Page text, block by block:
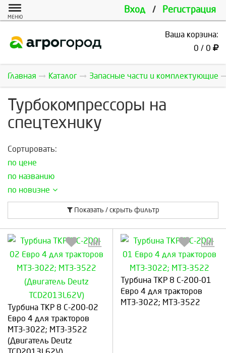
Вход / Регистрация
МЕНЮ
Ваша корзина:
0 / 0
Главная Каталог Запасные части и комплектующие
Турбокомпрессоры на
спецтехнику
Сортировать:
по цене
по названию
по новизне
Показать / скрыть фильтр
Турбина ТКР 8 С-200-02
Евро 4 для тракторов
МТЗ-3022; МТЗ-3522
(Двигатель Deutz
Выберите количество:
Продолжить
Турбина ТКР 8 С-200-01
Евро 4 для тракторов
МТЗ-3022; МТЗ-3522
Выберите количество: